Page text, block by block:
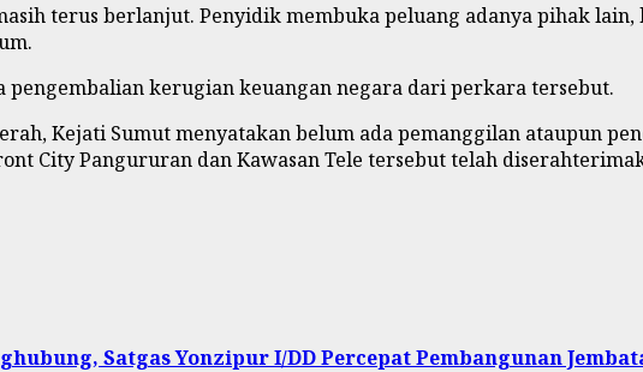
terus berlanjut. Penyidik membuka peluang adanya pihak
kerugian keuangan negara dari perkara tersebut.
Kejati Sumut menyatakan belum ada pemanggilan ataupun
City Pangururan dan Kawasan Tele tersebut telah
Satgas Yonzipur I/DD Percepat Pembangunan